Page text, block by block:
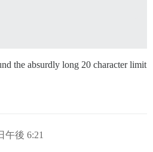
the absurdly long 20 character limit
午後 6:21